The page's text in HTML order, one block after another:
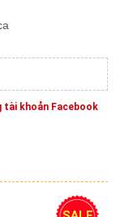
tài khoản Facebook